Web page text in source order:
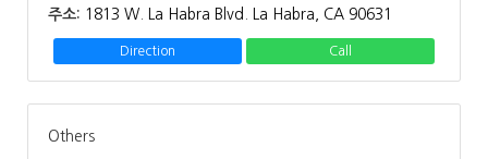
주소: 1813 W. La Habra Blvd. La Habra, CA 90631
Direction Call
Others